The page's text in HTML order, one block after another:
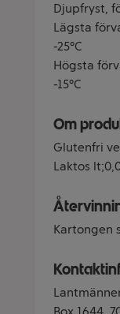
Djupfryst,
Lägsta
-25°C
Högsta
-15°C
Om
Glutenfri
Laktos
Kartongen